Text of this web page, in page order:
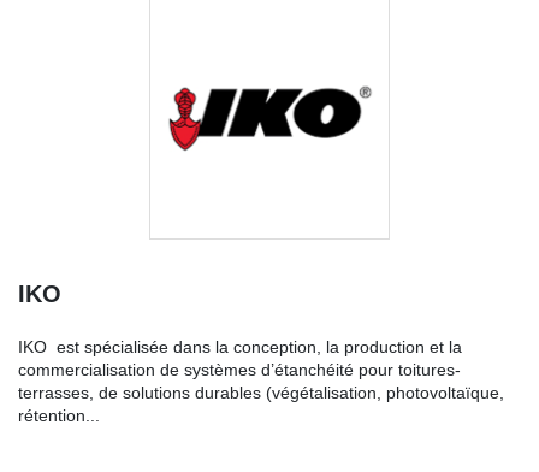
IKO
IKO est spécialisée dans la conception, la production et la
commercialisation de systèmes d’étanchéité pour toitures-
terrasses, de solutions durables (végétalisation, photovoltaïque,
rétention...